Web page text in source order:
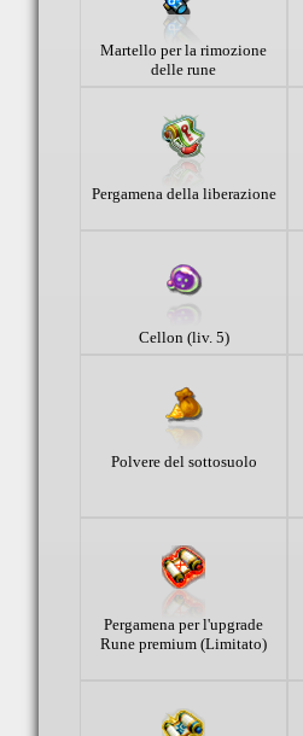
Martello per la rimozione
delle rune
Pergamena della liberazione
Cellon (liv. 5)
Polvere del sottosuolo
Pergamena per l'upgrade
Rune premium (Limitato)